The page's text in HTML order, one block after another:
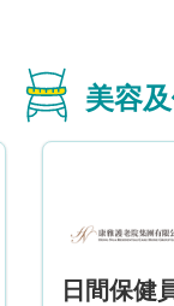
美容
日間保健